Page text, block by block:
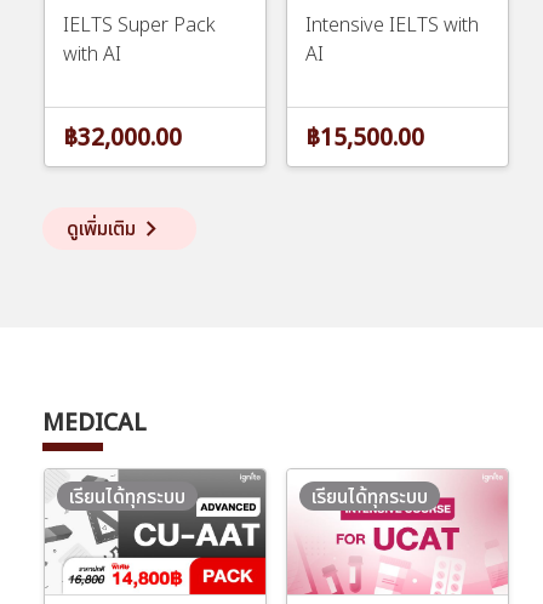
ดูเพิ่มเติม keyboard_arrow_right
IELTS Super Pack
with AI
฿32,000.00
Intensive IELTS with
AI
฿15,500.00
MEDICAL
เรียนได้ทุกระบบ เรียนได้ทุกระบบ